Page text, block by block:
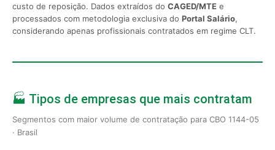
custo de reposição. Dados extraídos do CAGED/MTE e
processados com metodologia exclusiva do Portal Salário,
considerando apenas profissionais contratados em regime CLT.
🏭 Tipos de empresas que mais contratam
Segmentos com maior volume de contratação para CBO 1144-05
· Brasil